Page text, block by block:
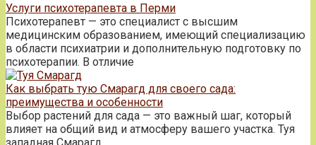
Услуги психотерапевта в Перми
Психотерапевт — это специалист с высшим
медицинским образованием, имеющий специализацию
в области психиатрии и дополнительную подготовку по
психотерапии. В отличие
Как выбрать тую Смарагд для своего сада:
преимущества и особенности
Выбор растений для сада — это важный шаг, который
влияет на общий вид и атмосферу вашего участка. Туя
западная Смарагд,